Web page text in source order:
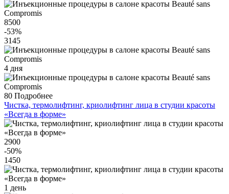
8500
-53%
3145
4 дня
80 Подробнее
Чистка, термолифтинг, криолифтинг лица в студии красоты
«Всегда в форме»
2900
-50%
1450
1 день